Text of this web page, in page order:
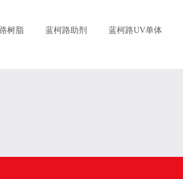
树脂 蓝柯路助剂 蓝柯路UV单体